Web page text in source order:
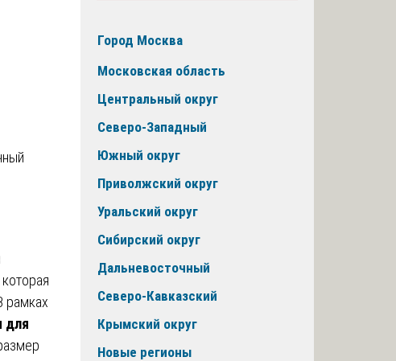
рамках
для
Город Москва
Московская область
Центральный округ
Северо-Западный
Южный округ
Приволжский округ
Уральский округ
Сибирский округ
Дальневосточный
Северо-Кавказский
Крымский округ
Новые регионы